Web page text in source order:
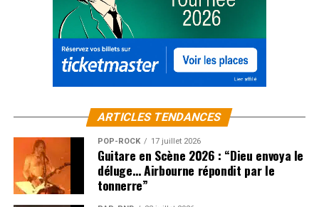
ARTICLES TENDANCES
POP-ROCK 17 juillet 2026
Guitare en Scène 2026 : “Dieu envoya le
déluge… Airbourne répondit par le
tonnerre”